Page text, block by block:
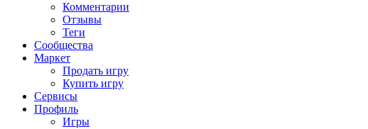
Комментарии
Отзывы
Теги
Сообщества
Маркет
Продать игру
Купить игру
Сервисы
Профиль
Игры